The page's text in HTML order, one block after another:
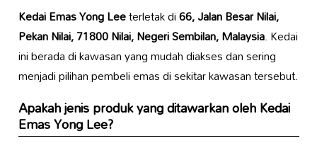
Kedai Emas Yong Leeterletak di66, Jalan Besar Nilai,
Pekan Nilai, 71800 Nilai, Negeri Sembilan, Malaysia. Kedai
ini berada di kawasan yang mudah diakses dan sering
menjadi pilihan pembeli emas di sekitar kawasan tersebut.
Apakah jenis produk yang ditawarkan olehKedai
Emas Yong Lee?